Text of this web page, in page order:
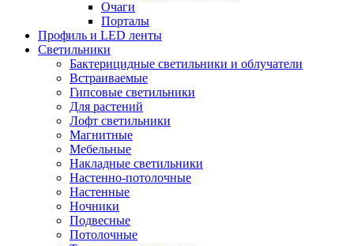
Очаги
Порталы
Профиль и LED ленты
Светильники
Бактерицидные светильники и облучатели
Встраиваемые
Гипсовые светильники
Для растений
Лофт светильники
Магнитные
Мебельные
Накладные светильники
Настенно-потолочные
Настенные
Ночники
Подвесные
Потолочные